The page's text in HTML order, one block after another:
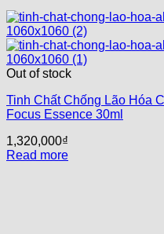
Out of stock
Tinh Chất Chống Lão Hóa
Focus Essence 30ml
1,320,000₫
Read more